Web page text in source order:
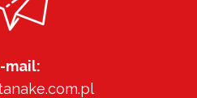
mail: